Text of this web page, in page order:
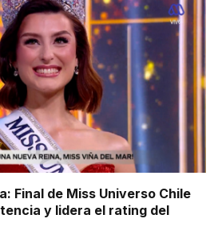
Final de Miss Universo Chile
y lidera el rating del